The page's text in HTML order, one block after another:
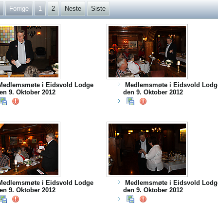
Forrige 1 2 Neste Siste
i Eidsvold Lodge
9. Oktober 2012
Medlemsmøte i Eidsvold
den 9. Oktober 2012
i Eidsvold Lodge
9. Oktober 2012
Medlemsmøte i Eidsvold
den 9. Oktober 2012